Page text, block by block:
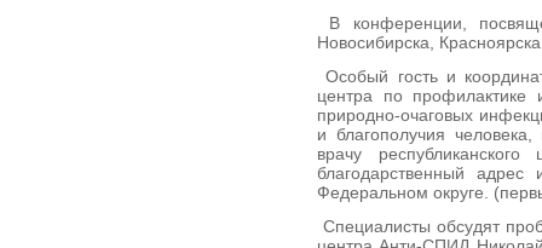
В конференции,
Новосибирска,
Особый гость и
центра по профилактике
природно-очаговых
и благополучия
врачу
благодарственный
Федеральном округе.
Специалисты обсудят